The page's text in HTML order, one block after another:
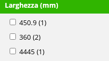
Larghezza (mm)
450.9 (1)
360 (2)
4445 (1)